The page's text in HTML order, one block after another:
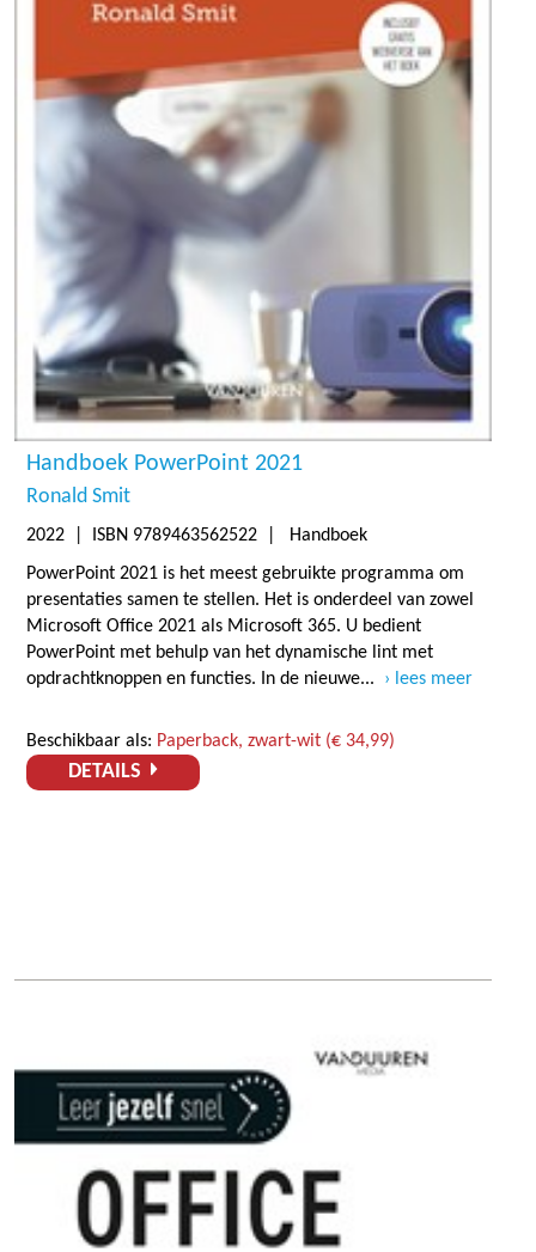
Handboek PowerPoint 2021
Ronald Smit
2022 | ISBN 9789463562522 | Handboek
PowerPoint 2021 is het meest gebruikte programma om
presentaties samen te stellen. Het is onderdeel van zowel
Microsoft Office 2021 als Microsoft 365. U bedient
PowerPoint met behulp van het dynamische lint met
opdrachtknoppen en functies. In de nieuwe...
lees meer
Beschikbaar als: Paperback, zwart-wit (€ 34,99)
DETAILS